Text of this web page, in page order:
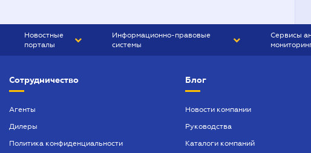
Новостные
порталы
БИЗНЕС
Информационно-правовые
системы
БУХГАЛТЕР ПРОФ
ЮРИСТ ПРОФ
Сервисы
Сотрудничество
Агенты
Дилеры
Политика конфиденциальности
Блог
Новости компании
Руководства
Каталоги компаний